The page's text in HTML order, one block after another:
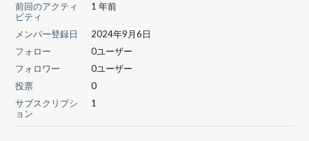
前回のアクティ
ビティ
1 年前
メンバー登録日
2024年9月6日
フォロー
0ユーザー
フォロワー
0ユーザー
投票
0
サブスクリプシ
ョン
1